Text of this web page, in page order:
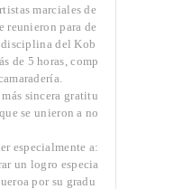
marciales de
reunieron para de
del Kob
de 5 horas, comp
sincera gratitu
se unieron a no
especialmente a:
un logro especia
por su gradu